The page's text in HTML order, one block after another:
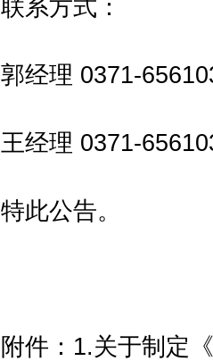
联系方式：
郭经理 0371-
王经理 0371-
特此公告。
附件：1.关于制定